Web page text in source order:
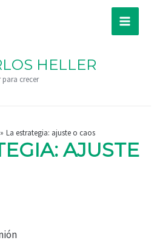
Main
HELLER
para crecer
La estrategia: ajuste o caos
AJUSTE